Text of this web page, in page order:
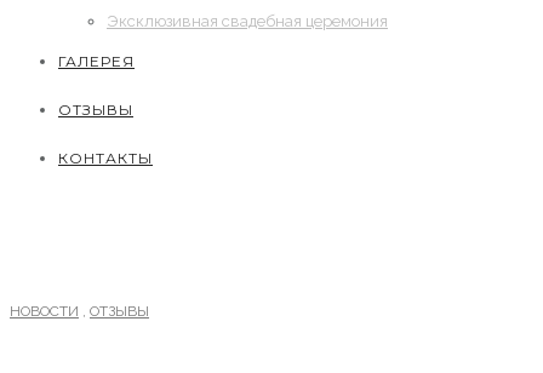
Эксклюзивная свадебная церемония
ГАЛЕРЕЯ
ОТЗЫВЫ
КОНТАКТЫ
НОВОСТИ ОТЗЫВЫ